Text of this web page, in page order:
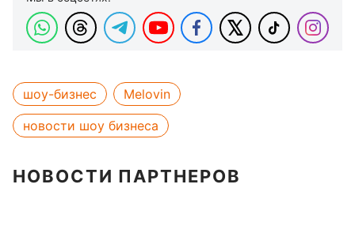
шоу-бизнес
Melovin
новости шоу бизнеса
НОВОСТИ ПАРТНЕРОВ